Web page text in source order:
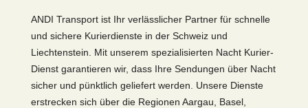
ANDI Transport ist Ihr verlässlicher Partner für schnelle
und sichere Kurierdienste in der Schweiz und
Liechtenstein. Mit unserem spezialisierten Nacht Kurier-
Dienst garantieren wir, dass Ihre Sendungen über Nacht
sicher und pünktlich geliefert werden. Unsere Dienste
erstrecken sich über die Regionen Aargau, Basel,